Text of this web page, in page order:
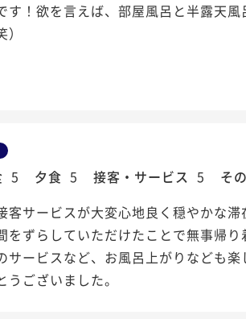
す！欲を言えば、部屋風呂と半露天
5 夕食 5 接客・サービス 5 そ
客サービスが大変心地良く穏やかな
をずらしていただけたことで無事帰
サービスなど、お風呂上がりなども
ございました。